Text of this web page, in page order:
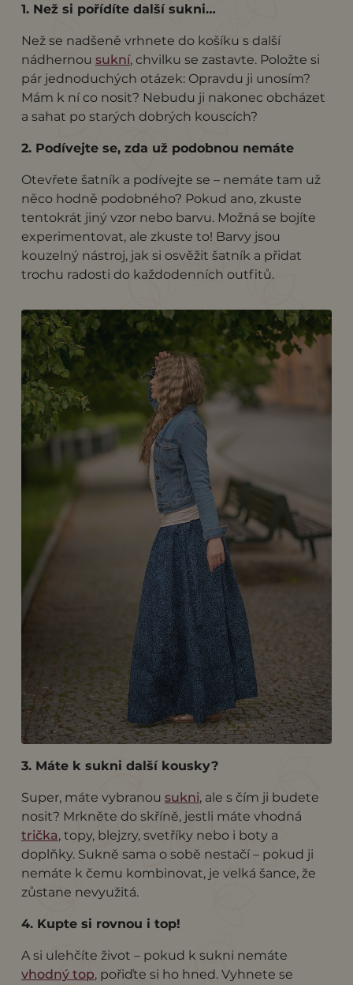
1. Než si pořídíte další sukni…
Než se nadšeně vrhnete do košíku s další
nádhernou sukní, chvilku se zastavte. Položte si
pár jednoduchých otázek: Opravdu ji unosím?
Mám k ní co nosit? Nebudu ji nakonec obcházet
a sahat po starých dobrých kouscích?
2. Podívejte se, zda už podobnou nemáte
Otevřete šatník a podívejte se – nemáte tam už
něco hodně podobného? Pokud ano, zkuste
tentokrát jiný vzor nebo barvu. Možná se bojíte
experimentovat, ale zkuste to! Barvy jsou
kouzelný nástroj, jak si osvěžit šatník a přidat
trochu radosti do každodenních outfitů.
3. Máte k sukni další kousky?
Super, máte vybranou sukni, ale s čím ji budete
nosit? Mrkněte do skříně, jestli máte vhodná
trička, topy, blejzry, svetříky nebo i boty a
doplňky. Sukně sama o sobě nestačí – pokud ji
nemáte k čemu kombinovat, je velká šance, že
zůstane nevyužitá.
4. Kupte si rovnou i top!
A si ulehčíte život – pokud k sukni nemáte
vhodný top, pořiďte si ho hned. Vyhnete se